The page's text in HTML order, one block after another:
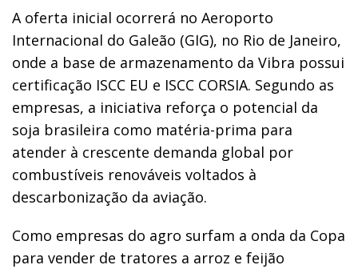
A oferta inicial ocorrerá no Aeroporto
Internacional do Galeão (GIG), no Rio de Janeiro,
onde a base de armazenamento da Vibra possui
certificação ISCC EU e ISCC CORSIA. Segundo as
empresas, a iniciativa reforça o potencial da
soja brasileira como matéria-prima para
atender à crescente demanda global por
combustíveis renováveis voltados à
descarbonização da aviação.
Como empresas do agro surfam a onda da Copa
para vender de tratores a arroz e feijão